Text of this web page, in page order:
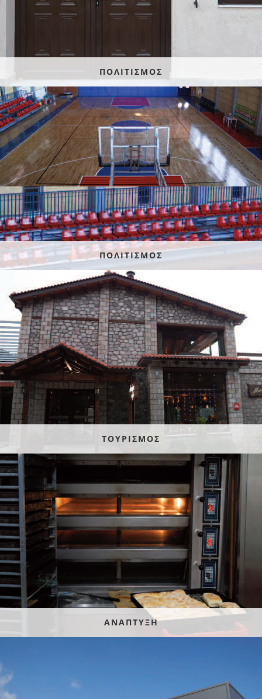
ΠΟΛΙΤΙΣΜΟΣ
ΠΟΛΙΤΙΣΜΟΣ
ΤΟΥΡΙΣΜΟΣ
ΑΝΑΠΤΥΞΗ